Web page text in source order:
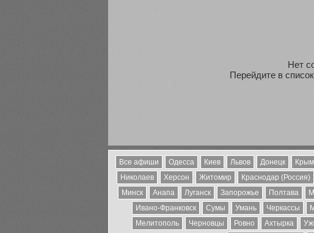
Нет
Перейдите в список
Все афиши Одесса Киев Львов Донецк Крым
Николаев
Херсон Житомир Краснодар (Россия)
Минск
Анапа Луганск Запорожье Полтава
Ивано-Франковск
Сумы Умань Черкассы
Мелитополь
Черновцы Ровно Ахтырка